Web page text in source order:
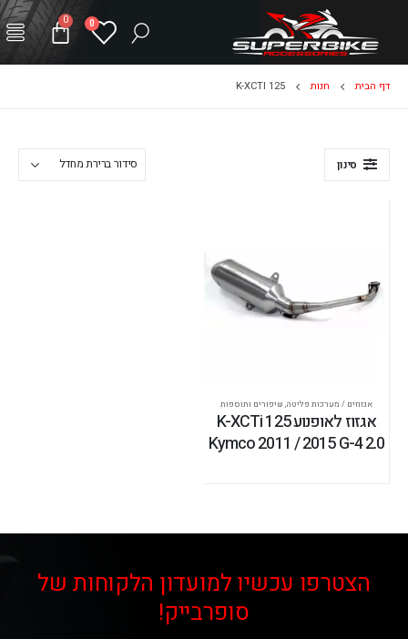
0
0
דף הבית חנות K-XCTI 125
סינון
אגזוזים / מערכות פליטה, שיפורים ותוספות
אגזוז לאופנוע K-XCTi 125
Kymco 2011 / 2015 G-4 2.0
הצטרפו עכשיו למועדון הלקוחות של
סופרבייק!